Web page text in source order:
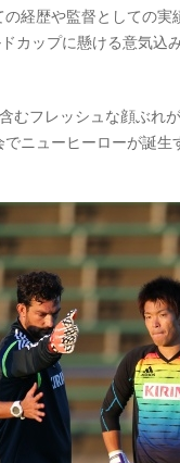
経歴や監督としての
カップに懸ける意気
むフレッシュな顔ぶれ
ニューヒーローが誕